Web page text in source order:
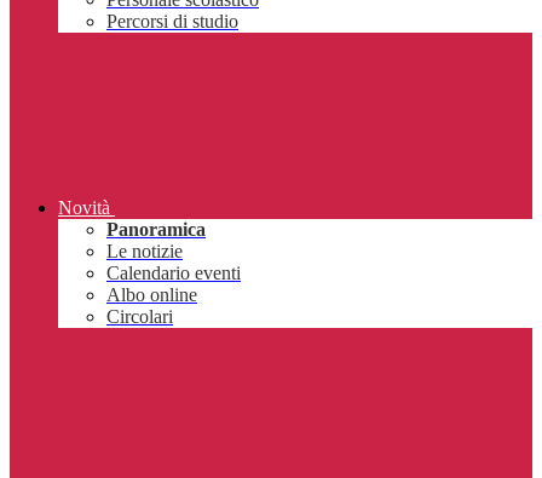
Percorsi di studio
Novità
Panoramica
Le notizie
Calendario eventi
Albo online
Circolari